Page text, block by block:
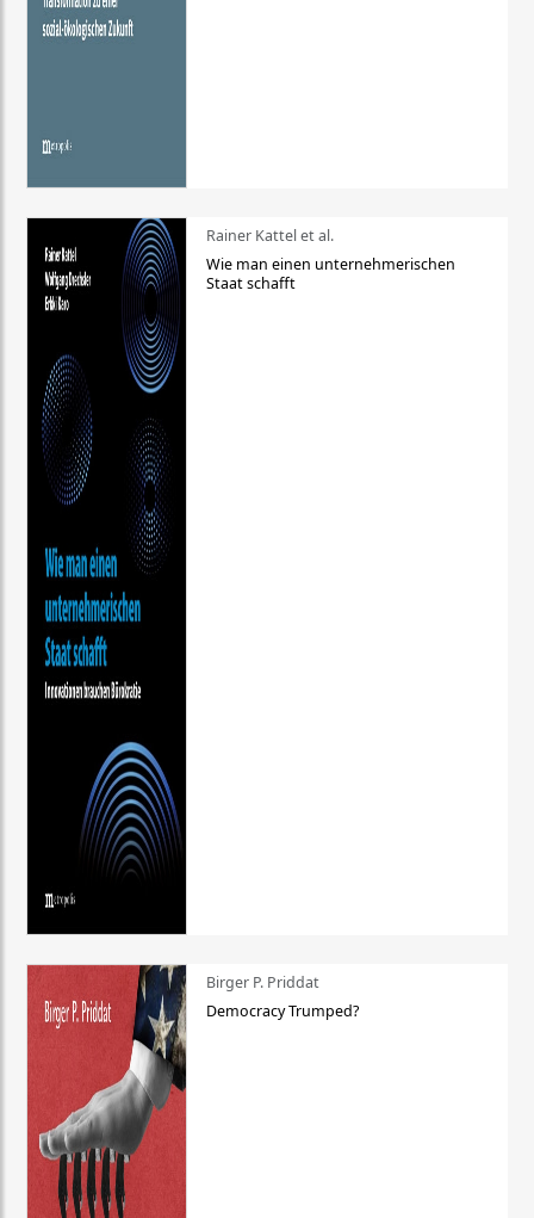
Rainer Kattel et al.
Wie man einen unternehmerischen
Staat schafft
Birger P. Priddat
Democracy Trumped?